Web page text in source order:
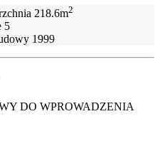
218.6m2
5
1999
DO WPROWADZENIA